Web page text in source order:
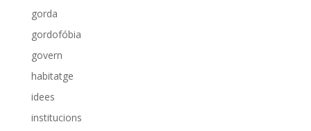
gorda
gordofóbia
govern
habitatge
idees
institucions